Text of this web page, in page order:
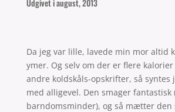
Da jeg var lille, lavede min mor altid
ymer. Og selv om der er flere
andre koldskåls-opskrifter, så syntes
med alligevel. Den smager
barndomsminder), og så mætter